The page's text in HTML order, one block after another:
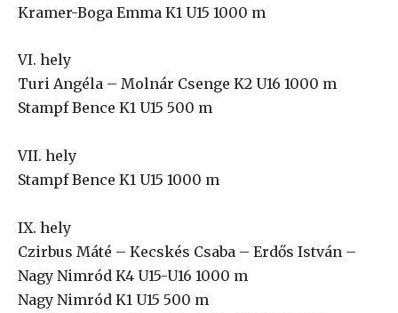
Kramer-Boga Emma K1 U15 1000 m
VI. hely
Turi Angéla – Molnár Csenge K2 U16 1000 m
Stampf Bence K1 U15 500 m
VII. hely
Stampf Bence K1 U15 1000 m
IX. hely
Czirbus Máté – Kecskés Csaba – Erdős István –
Nagy Nimród K4 U15-U16 1000 m
Nagy Nimród K1 U15 500 m